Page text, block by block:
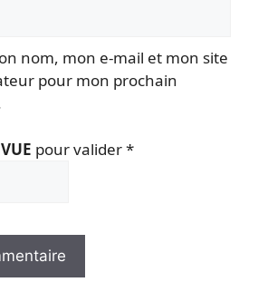
nom, mon e-mail et mon site
pour mon prochain
pour valider*